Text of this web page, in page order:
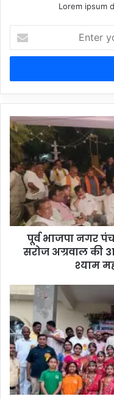
Lorem ipsum
your
Email
पूर्व भाजपा नगर
सरोज अग्रवाल की
श्याम